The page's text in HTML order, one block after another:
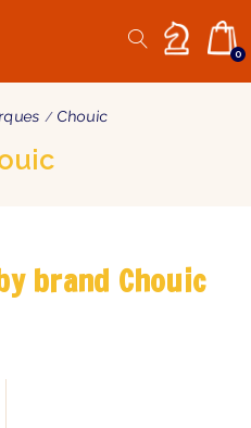
0
Chouic
brand Chouic